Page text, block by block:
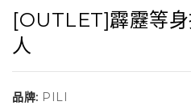
[OUTLET]霹靂等
人
品牌: PILI